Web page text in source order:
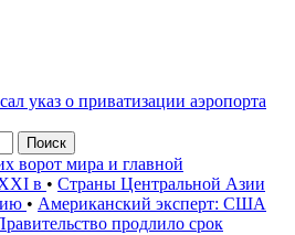
указ о приватизации аэропорта
Поиск
ворот мира и главной
в • Страны Центральной Азии
• Американский эксперт: США
продлило срок